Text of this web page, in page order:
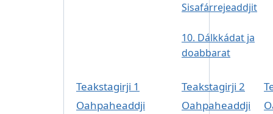
Sisafárrejeaddjit
10. Dálkkádat ja
doabbarat
Teakstagirji 1 Teakstagirji 2
Oahpaheaddji
Oahpaheaddji